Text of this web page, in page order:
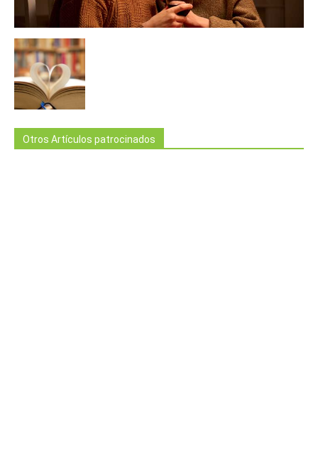
Otros Artículos patrocinados